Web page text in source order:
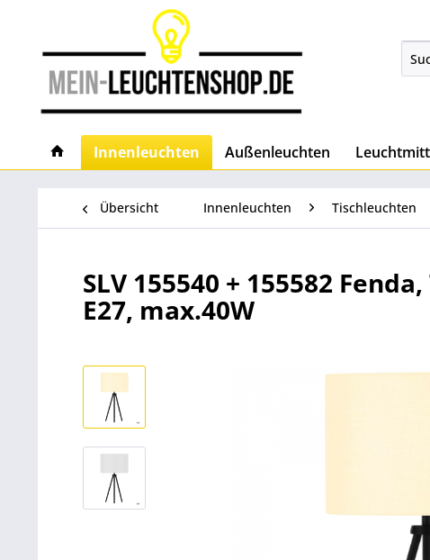
Innenleuchten Außenleuchten
Übersicht Innenleuchten Tischleuchten
SLV 155540 + 155582
E27, max.40W